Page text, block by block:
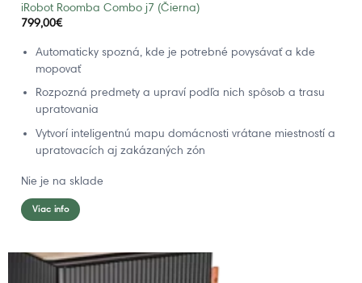
iRobot Roomba Combo j7 (Čierna)
799,00€
Automaticky spozná, kde je potrebné povysávať a kde
mopovať
Rozpozná predmety a upraví podľa nich spôsob a trasu
upratovania
Vytvorí inteligentnú mapu domácnosti vrátane miestností a
upratovacích aj zakázaných zón
Nie je na sklade
Viac info